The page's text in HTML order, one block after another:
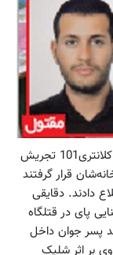
ساعت 30دقیقه بامداد سه‌شنبه گذشته مأموران کلانتری101 تجریش
در خانه‌شان قرار گرفتند
دادند. دقایقی
پای در قتلگاه
پسر جوان داخل
بر اثر شلیک